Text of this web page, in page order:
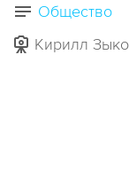
Общество
Кирилл